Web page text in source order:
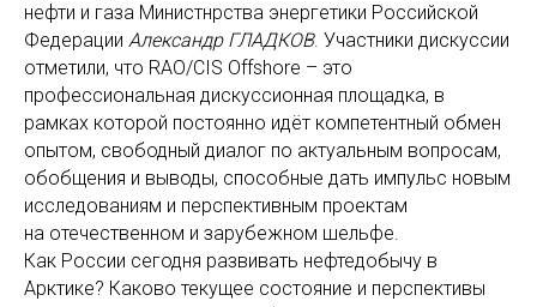
нефти и газа Министнрства энергетики Российской
Федерации Александр ГЛАДКОВ. Участники дискуссии
отметили, что RAO/CIS Offshore – это
профессиональная дискуссионная площадка, в
рамках которой постоянно идёт компетентный обмен
опытом, свободный диалог по актуальным вопросам,
обобщения и выводы, способные дать импульс новым
исследованиям и перспективным проектам
на отечественном и зарубежном шельфе.
Как России сегодня развивать нефтедобычу в
Арктике? Каково текущее состояние и перспективы